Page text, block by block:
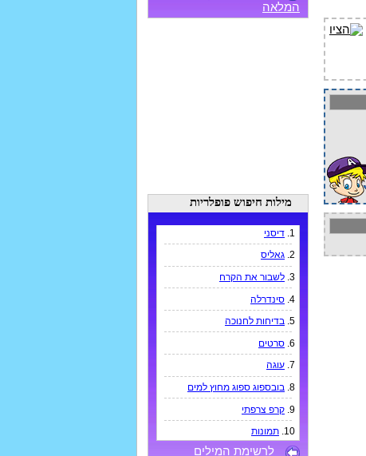
המלאה
מילות חיפוש פופלריות
1. דיסני
2. גאליס
3. לשבור את הקרח
4. סינדרלה
5. בדיחות לחנוכה
6. סרטים
7. עוגה
8. בובספוג ספוג מחוץ למים
9. קרפ צרפתי
10. תמונות
לרשימת המילים